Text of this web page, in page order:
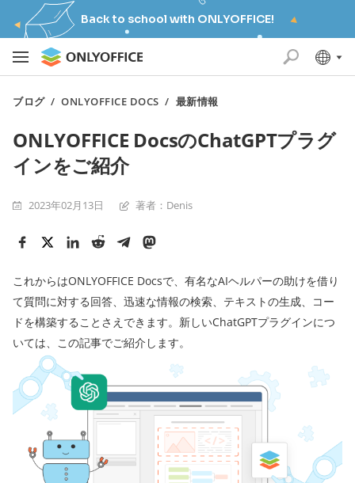
Back to school with ONLYOFFICE!
ブログ/ONLYOFFICE DOCS / 最新情報
ONLYOFFICE DocsのChatGPTプラグ
インをご紹介
2023年02月13日 著者：Denis
これからはONLYOFFICE Docsで、有名なAIヘルパーの助けを借り
て質問に対する回答、迅速な情報の検索、テキストの生成、コー
ドを構築することさえできます。新しいChatGPTプラグインにつ
いては、この記事でご紹介します。